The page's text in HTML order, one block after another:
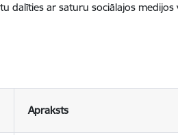
dalīties ar saturu sociālajos
Apraksts